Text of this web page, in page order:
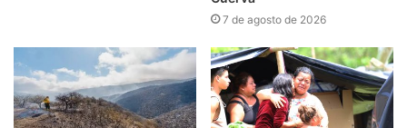
7 de agosto de 2026